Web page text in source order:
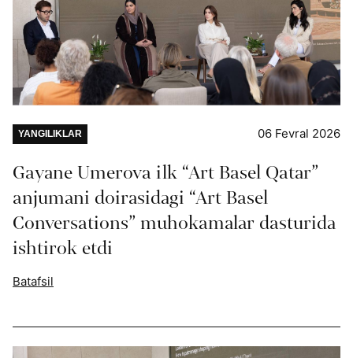
YANGILIKLAR 06 Fevral 2026
Gayane Umerova ilk “Art Basel Qatar”
anjumani doirasidagi “Art Basel
Conversations” muhokamalar dasturida
ishtirok etdi
Batafsil